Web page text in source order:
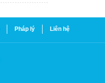
Pháp lý Liên hệ